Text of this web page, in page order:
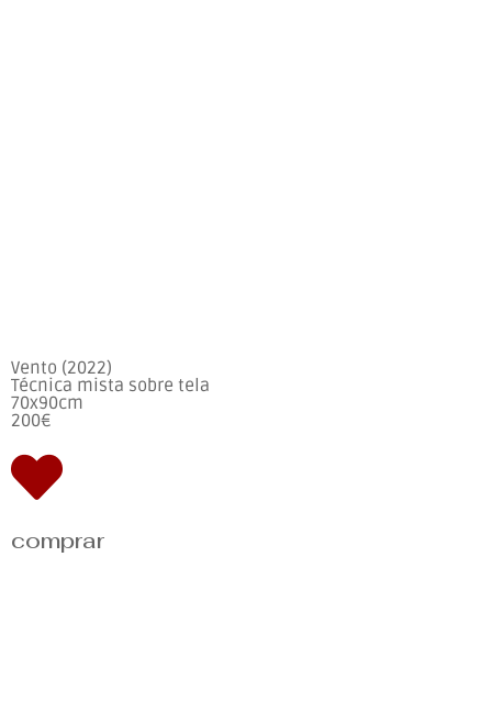
Vento (2022)
Técnica mista sobre tela
70x90cm
200€
comprar